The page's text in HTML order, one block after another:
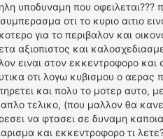
υποδυναμη που
οτι το κυριο αιτιο
για το περιβαλον και
αξιοπιστος και
ειναι στον εκκεντροφορο και
οτι λογω κυβισμου ο αερας
και πολυ το μοτερ αυτο,
τελικο, (που μαλλον θα
να φτασει σε δυναμη
και εκκεντροφορο τι